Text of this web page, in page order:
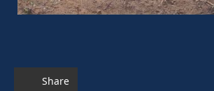
Share